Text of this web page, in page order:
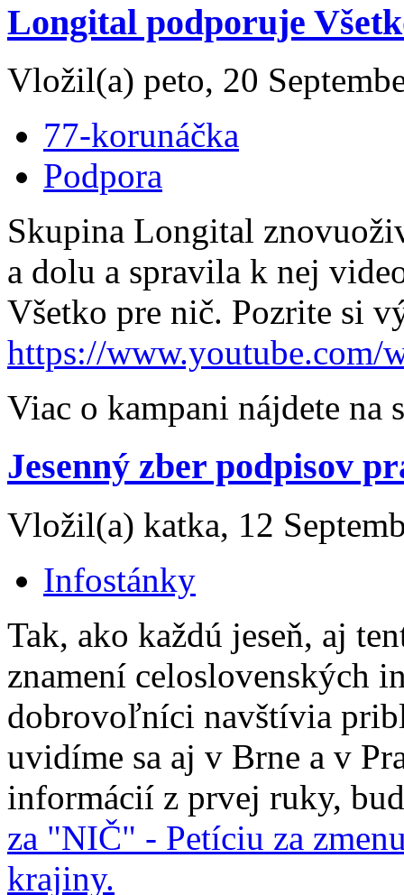
Longital podporuje
Vložil(a) peto, 20
77-korunáčka
Podpora
Skupina Longital
a dolu a spravila k nej
Všetko pre nič. Pozrite si
https://www.youtube.com/
Viac o kampani nájdete na
Jesenný zber podpisov
Vložil(a) katka, 12
Infostánky
Tak, ako každú jeseň, aj
znamení celoslovenských
dobrovoľníci navštívia
uvidíme sa aj v Brne a v
informácií z prvej ruky,
za "NIČ" - Petíciu za
krajiny.